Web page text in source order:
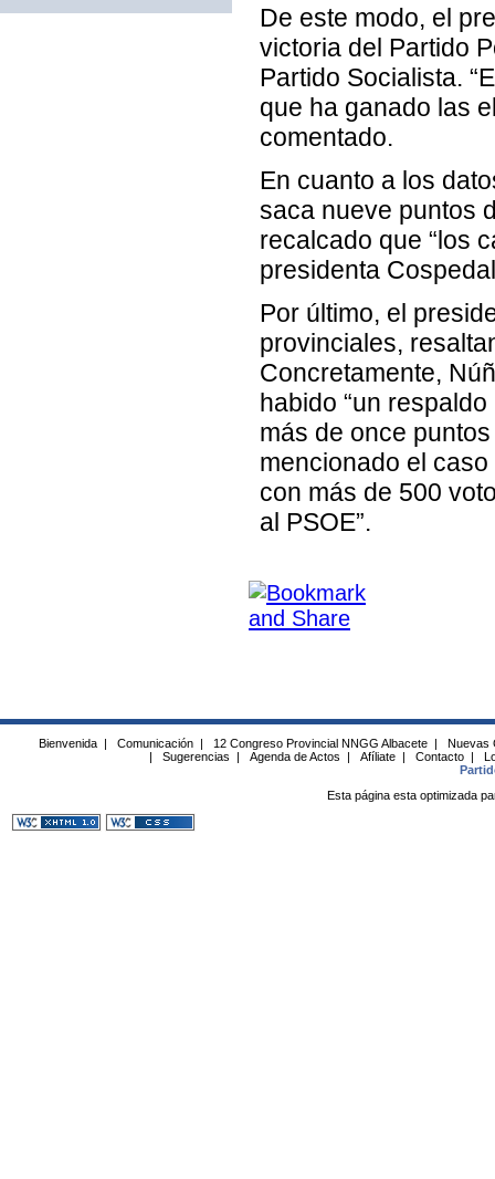
De este modo, el
victoria del Partido
Partido Socialista.
que ha ganado las
comentado.
En cuanto a los
saca nueve puntos
recalcado que “los
presidenta
Por último, el
provinciales,
Concretamente,
habido “un
más de once
mencionado el
con más de 500
al PSOE”.
Bienvenida | Comunicación | 12 Congreso Provincial NNGG Albacete |
Nuevas
|
Sugerencias | Agenda de Actos | Afíliate | Contacto |
Esta página esta optimizada